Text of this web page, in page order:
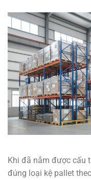
Khi đã nắm được cấu
đúng loại kệ pallet